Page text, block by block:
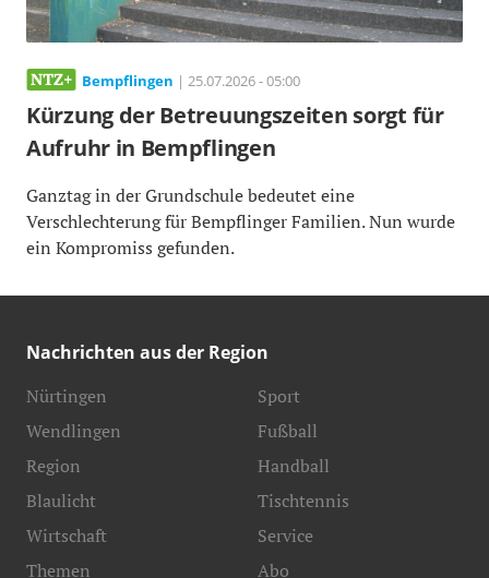
Bempflingen | 25.07.2026 - 05:00
Kürzung der Betreuungszeiten sorgt für
Aufruhr in Bempflingen
Ganztag in der Grundschule bedeutet eine
Verschlechterung für Bempflinger Familien. Nun wurde
ein Kompromiss gefunden.
Nachrichten aus der Region
Nürtingen
Wendlingen
Region
Blaulicht
Sport
Fußball
Handball
Tischtennis
Wirtschaft
Themen
Service
Abo